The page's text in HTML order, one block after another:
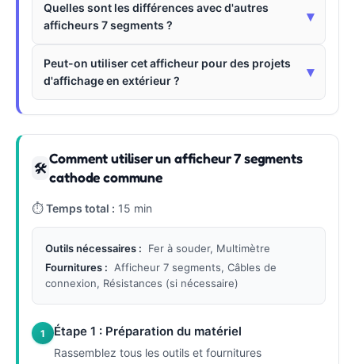
Quelles sont les différences avec d'autres
afficheurs 7 segments ?
▾
Peut-on utiliser cet afficheur pour des projets
d'affichage en extérieur ?
▾
🛠
Comment utiliser un afficheur 7 segments
cathode commune
⏱Temps total : 15 min
Outils nécessaires :
Fer à souder, Multimètre
Fournitures : Afficheur 7 segments, Câbles de
connexion, Résistances (si nécessaire)
1 Étape 1 : Préparation du matériel
Rassemblez tous les outils et fournitures